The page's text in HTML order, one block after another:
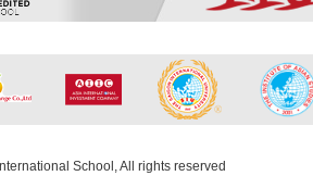
School, All rights reserved